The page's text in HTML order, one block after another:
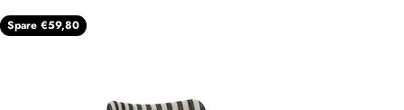
Spare €59,80